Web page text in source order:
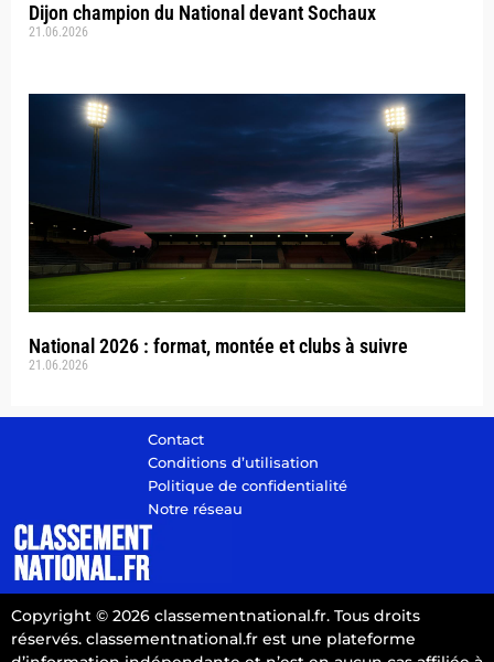
Dijon champion du National devant Sochaux
21.06.2026
National 2026 : format, montée et clubs à suivre
21.06.2026
Contact
Conditions d’utilisation
Politique de confidentialité
Notre réseau
Copyright © 2026 classementnational.fr. Tous droits
réservés. classementnational.fr est une plateforme